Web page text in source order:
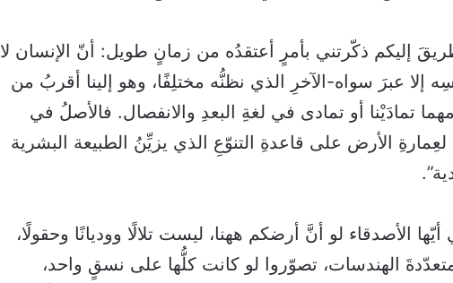
إليكم ذكّرتني بأمرٍ أعتقدُه من زمانٍ طويل: أنّ الإنسان لا
إلا عبرَ سواه-الآخرِ الذي نظنُّه مختلِفًا، وهو إلينا أقربُ من
تمادَيْنا أو تمادى في لغةِ البعدِ والانفصال. فالأصلُ في
لعِمارةِ الأرض على قاعدةِ التنوّعِ الذي يزيِّنُ الطبيعة البشرية
الأصدقاء لو أنَّ أرضكم ههنا، ليست تلالًا ووديانًا وحقولًا،
متعدّدةَ الهندسات، تصوّروا لو كانت كلُّها على نسقٍ واحد،